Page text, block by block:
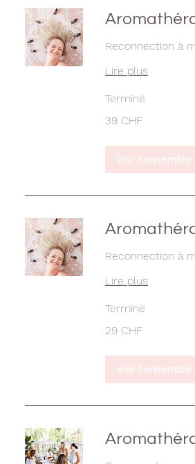
Reconnection à
Lire plus
Terminé
francs
39 CHF
Voir l'ensemble
Reconnection à
Lire plus
Terminé
francs
29 CHF
Voir l'ensemble